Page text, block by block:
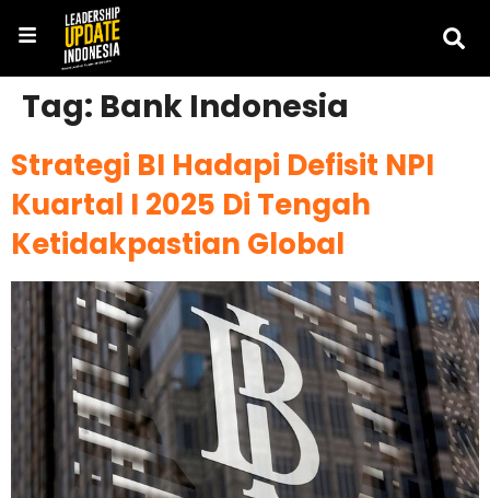
Tag: Bank Indonesia
Strategi BI Hadapi Defisit NPI
Kuartal I 2025 Di Tengah
Ketidakpastian Global